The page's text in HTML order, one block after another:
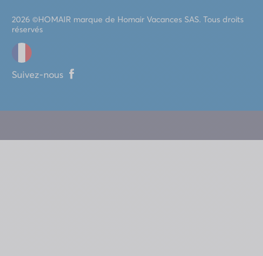
2026 ©HOMAIR marque de Homair Vacances SAS. Tous droits
réservés
Suivez-nous